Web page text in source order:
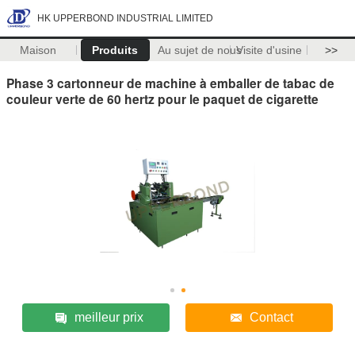
HK UPPERBOND INDUSTRIAL LIMITED
Maison Produits Au sujet de nousVisite d'usine >>
Phase 3 cartonneur de machine à emballer de tabac de
couleur verte de 60 hertz pour le paquet de cigarette
meilleur prix Contact